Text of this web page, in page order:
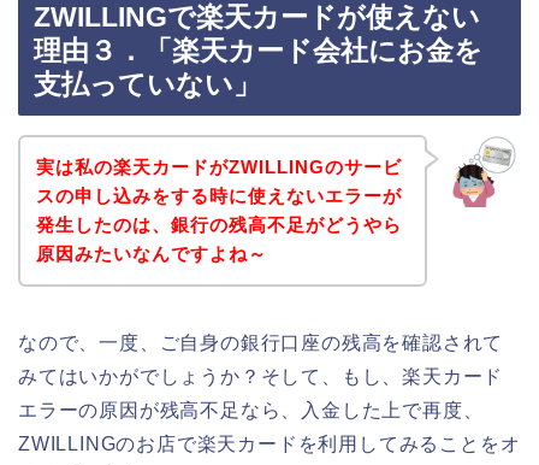
ZWILLINGで楽天カードが使えない
理由３．「楽天カード会社にお金を
支払っていない」
実は私の楽天カードがZWILLINGのサービ
スの申し込みをする時に使えないエラーが
発生したのは、銀行の残高不足がどうやら
原因みたいなんですよね～
なので、一度、ご自身の銀行口座の残高を確認されて
みてはいかがでしょうか？そして、もし、楽天カード
エラーの原因が残高不足なら、入金した上で再度、
ZWILLINGのお店で楽天カードを利用してみることをオ